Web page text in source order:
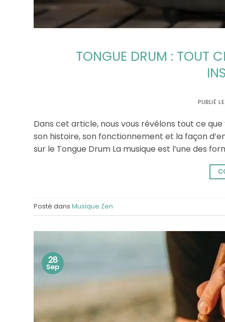
TONGUE DRUM : TOUT
PUBLIÉ
Dans cet article, nous vous révélons tout ce
son histoire, son fonctionnement et la façon
sur le Tongue Drum La musique est l’une des
Posté dans Musique Zen
28
Sep